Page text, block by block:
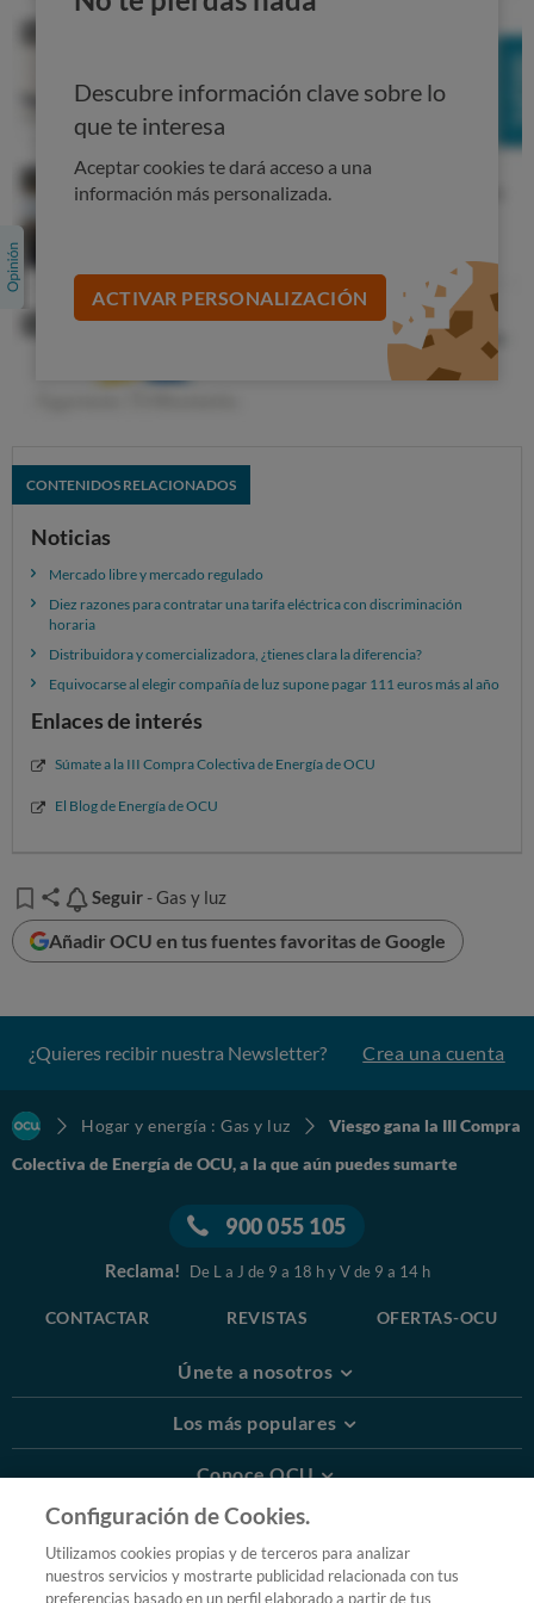
que han participado en la compra colectiva. A partir de
Descubre información clave sobre lo
que te interesa
Aceptar cookies te dará acceso a una
información más personalizada.
ACTIVAR PERSONALIZACIÓN
CONTENIDOS RELACIONADOS
Noticias
Mercado libre y mercado regulado
Diez razones para contratar una tarifa eléctrica con discriminación
horaria
Distribuidora y comercializadora, ¿tienes clara la diferencia?
Equivocarse al elegir compañía de luz supone pagar 111 euros más al año
Enlaces de interés
Súmate a la III Compra Colectiva de Energía de OCU
El Blog de Energía de OCU
Seguir
Seguir - Gas y luz
Añadir OCU en tus fuentes favoritas de Google
¿Quieres recibir nuestra Newsletter? Crea una cuenta
Hogar y energía : Gas y luz
Viesgo gana la III Compra
Colectiva de Energía de OCU, a la que aún puedes sumarte
900 055 105
Reclama! De L a J de 9 a 18 h y V de 9 a 14 h
CONTACTAR REVISTAS OFERTAS-OCU
Únete a nosotros
Los más populares
Conoce OCU
Más Información
© 2026 OCU
Configuración de Cookies.
Utilizamos cookies propias y de terceros para analizar
nuestros servicios y mostrarte publicidad relacionada con tus
preferencias basado en un perfil elaborado a partir de tus